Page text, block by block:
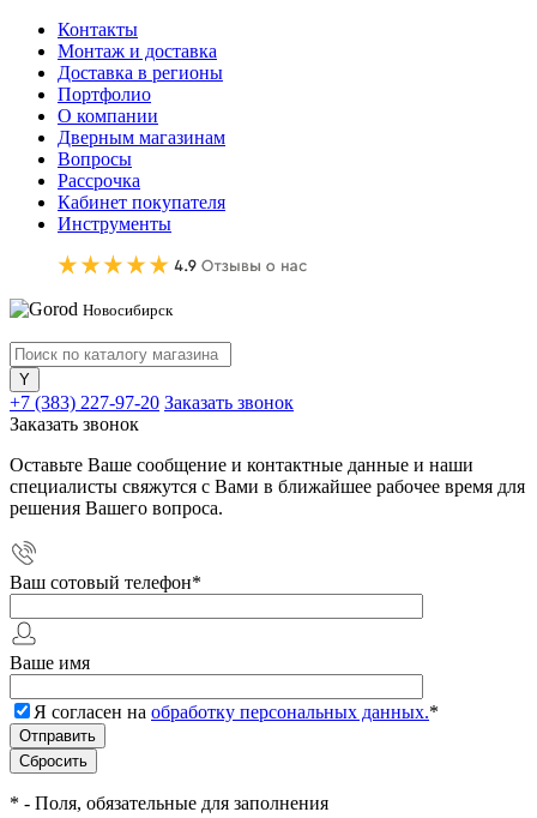
Контакты
Монтаж и доставка
Доставка в регионы
Портфолио
О компании
Дверным магазинам
Вопросы
Рассрочка
Кабинет покупателя
Инструменты
Новосибирск
+7 (383) 227-97-20 Заказать звонок
Заказать звонок
Оставьте Ваше сообщение и контактные данные и наши
специалисты свяжутся с Вами в ближайшее рабочее время для
решения Вашего вопроса.
Ваш сотовый телефон*
Ваше имя
Я согласен на обработку персональных данных.*
* - Поля, обязательные для заполнения